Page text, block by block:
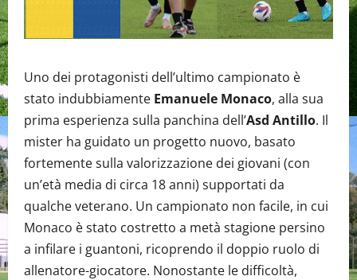
Uno dei protagonisti dell’ultimo campionato è
stato indubbiamente Emanuele Monaco, alla sua
prima esperienza sulla panchina dell’Asd Antillo. Il
mister ha guidato un progetto nuovo, basato
fortemente sulla valorizzazione dei giovani (con
un’età media di circa 18 anni) supportati da
qualche veterano. Un campionato non facile, in cui
Monaco è stato costretto a metà stagione persino
a infilare i guantoni, ricoprendo il doppio ruolo di
allenatore-giocatore. Nonostante le difficoltà,